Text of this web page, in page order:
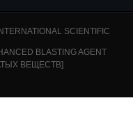
SCIENTIFIC
BLASTING AGENT
ВЕЩЕСТВ]